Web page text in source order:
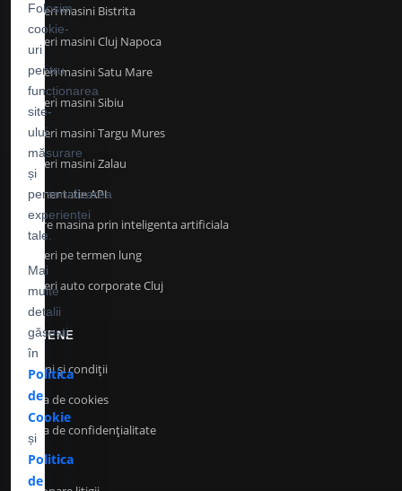
Inchirieri masini Bistrita
Inchirieri masini Cluj Napoca
Inchirieri masini Satu Mare
Inchirieri masini Sibiu
Inchirieri masini Targu Mures
Inchirieri masini Zalau
Documentatie API
Cautare masina prin inteligenta artificiala
Inchirieri pe termen lung
Inchirieri auto corporate Cluj
TERMENE
Termeni și condiții
Politica de cookies
Politica de confidenţialitate
ANPC
Folosim
cookie-
uri
pentru
funcționarea
site-
ului,
măsurare
și
personalizarea
experienței
tale.
Mai
multe
detalii
găsești
în
Politica
de
Cookie
și
Politica
de